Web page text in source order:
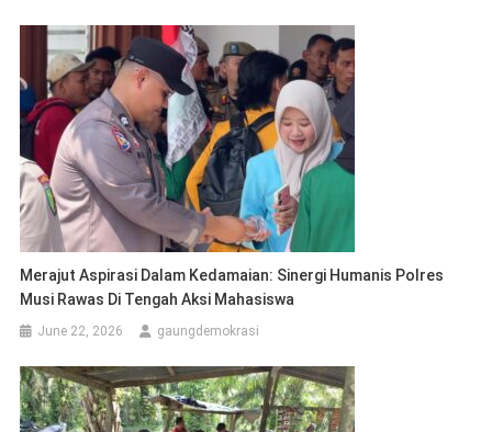
Merajut Aspirasi Dalam Kedamaian: Sinergi Humanis Polres
Musi Rawas Di Tengah Aksi Mahasiswa
June 22, 2026 gaungdemokrasi